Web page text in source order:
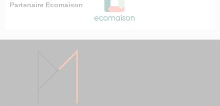
Partenaire Ecomaison